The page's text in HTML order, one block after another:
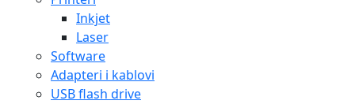
Inkjet
Laser
Software
Adapteri i kablovi
USB flash drive